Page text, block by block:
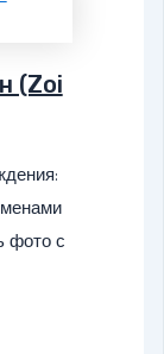
(Zoi
фото с